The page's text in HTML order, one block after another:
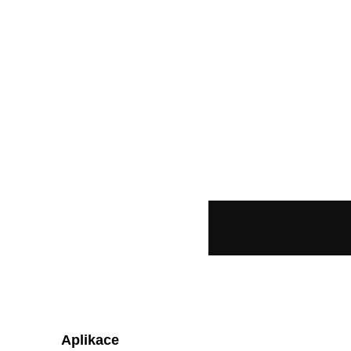
Aplikace